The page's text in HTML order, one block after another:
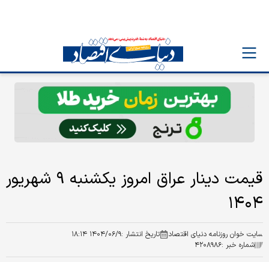
قیمت دینار عراق امروز یکشنبه ۹ شهریور
۱۴۰۴
سایت خوان روزنامه دنیای اقتصاد تاریخ انتشار :۱۴۰۴/۰۶/۹ ۱۸:۱۴
شماره خبر :۴۲۰۸۹۸۶